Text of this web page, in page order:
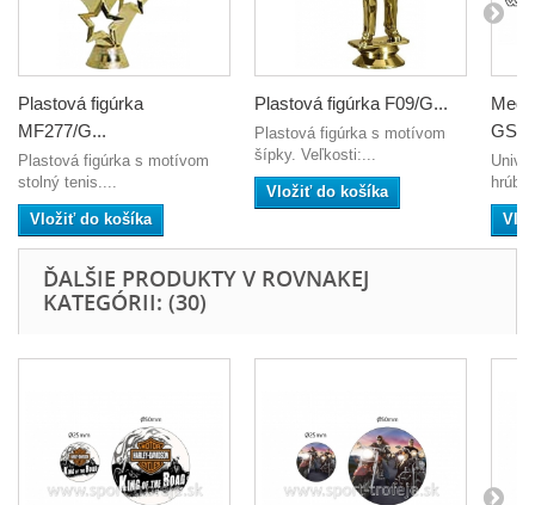
Plastová figúrka
MF277/G...
Plastová figúrka s motívom
stolný tenis....
Vložiť do košíka
Plastová figúrka F09/G...
Plastová figúrka s motívom
šípky. Veľkosti:...
Vložiť do košíka
ĎALŠIE PRODUKTY V ROVNAKEJ
KATEGÓRII: (30)